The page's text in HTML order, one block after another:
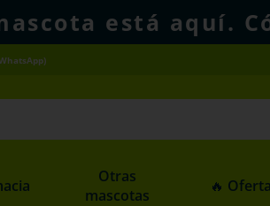
está aquí.
Otras
mascotas
🔥